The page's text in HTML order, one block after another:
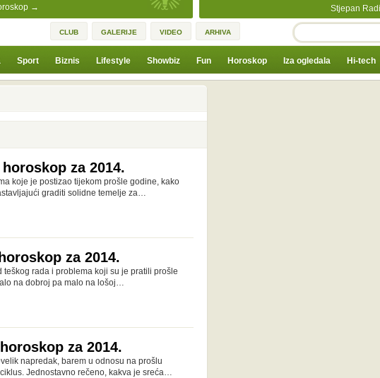
→ Stjepan
CLUB GALERIJE VIDEO ARHIVA TRAŽI
Sport Biznis Lifestyle Showbiz Fun Horoskop Iza ogledala Hi-tech
za 2014.
koje je postizao tijekom prošle godine, kako
graditi solidne temelje za…
za 2014.
rada i problema koji su je pratili prošle
na dobroj pa malo na lošoj…
za 2014.
napredak, barem u odnosu na prošlu
Jednostavno rečeno, kakva je sreća…